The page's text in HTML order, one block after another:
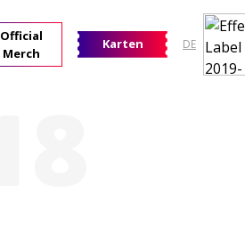
DE
Official
Merch
Karten